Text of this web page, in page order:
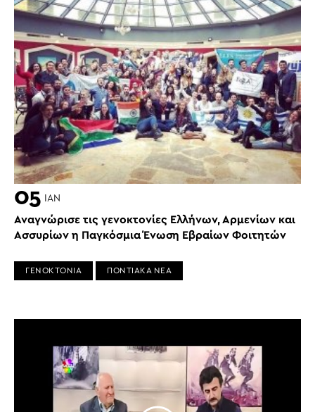
05 ΙΑΝ
Αναγνώρισε τις γενοκτονίες Ελλήνων, Αρμενίων και
Ασσυρίων η Παγκόσμια Ένωση Εβραίων Φοιτητών
ΓΕΝΟΚΤΟΝΙΑ ΠΟΝΤΙΑΚΑ ΝΕΑ